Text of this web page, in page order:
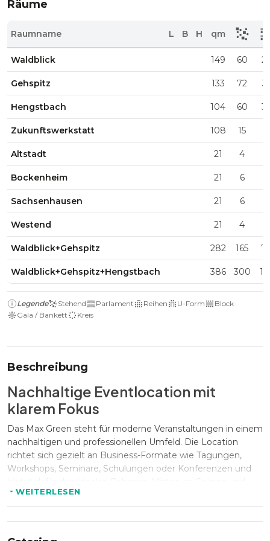
Räume
Raumname L B H qm
Waldblick 149 60
Gehspitz 133 72
Hengstbach 104 60
Zukunftswerkstatt 108 15
Altstadt 21 4
Bockenheim 21 6
Sachsenhausen 21 6
Westend 21 4
Waldblick+Gehspitz 282 165
Waldblick+Gehspitz+Hengstbach 386 300
Legende Stehend Parlament Reihen U-Form
Block
Gala / Bankett
Kreis
Beschreibung
Nachhaltige Eventlocation mit
klarem Fokus
Das Max Green steht für moderne Veranstaltungen in einem
nachhaltigen und professionellen Umfeld. Die Location
richtet sich gezielt an Business-Formate wie Tagungen,
Workshops, Seminare, Schulungen oder Konferenzen und
zugleich im Herzen Deutschlands gelegen, überzeugt das
Max Green durch eine sehr gute Verkehrsanbindung in
direkter Nähe zur Main-Metropole Frankfurt, dem
internationalen Flughafen sowie einem der größten
WEITERLESEN